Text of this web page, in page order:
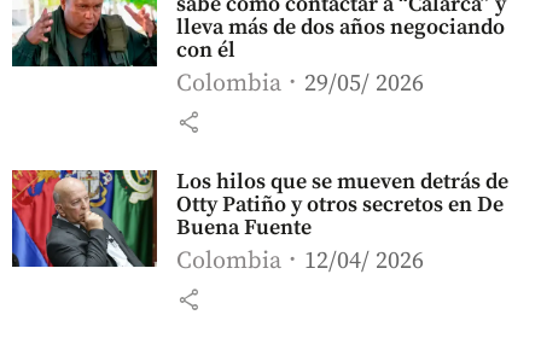
lleva más de dos años negociando
con él
Colombia 29/05/ 2026
share
Los hilos que se mueven detrás de
Otty Patiño y otros secretos en De
Buena Fuente
Colombia 12/04/ 2026
share